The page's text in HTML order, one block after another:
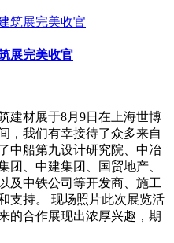
展完美收官
建材展于8月9日在上海世博
，我们有幸接待了众多来自
中船第九设计研究院、中冶
团、中建集团、国贸地产、
及中铁公司等开发商、施工
支持。 现场照片此次展览活
的合作展现出浓厚兴趣，期